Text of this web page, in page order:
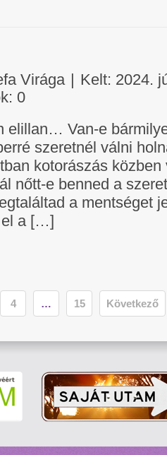
Virága | Kelt: 2024.
0
elillan… Van-e
szeretnél válni
kotorászás
nőtt-e benned a
a mentséget
el a […]
4 … 15 Következő